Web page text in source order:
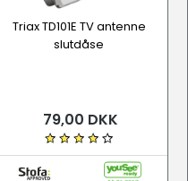
Triax TD101E TV antenne
slutdåse
79,00 DKK